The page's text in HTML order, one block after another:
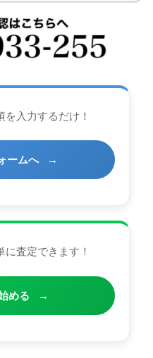
入力するだけ！
ームへ →
査定できます！
める →